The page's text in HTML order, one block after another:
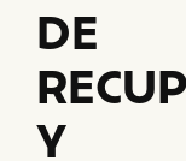
DE
Y